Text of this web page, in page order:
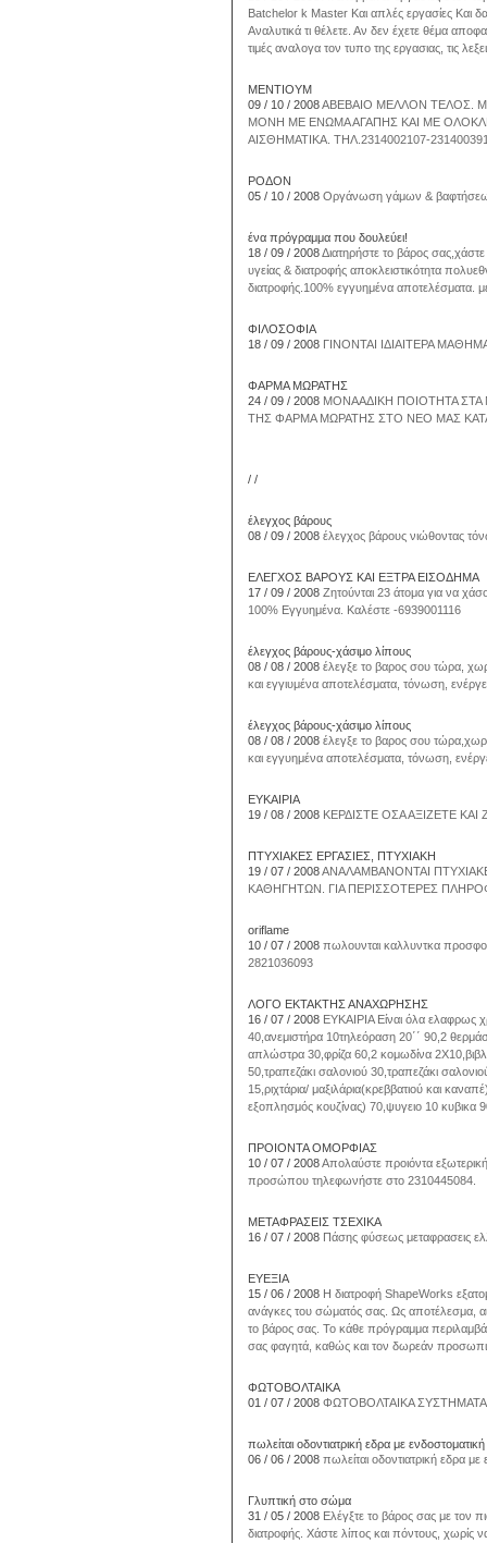
Batchelor k Master Και απλές εργασίες Και
Αναλυτικά τι θέλετε. Αν δεν έχετε θέμα
τιμές αναλογα τον τυπο της εργασιας, τις
ΜΕΝΤΙΟΥΜ
09 / 10 / 2008ΑΒΕΒΑΙΟ ΜΕΛΛΟΝ ΤΕΛΟΣ.
ΜΟΝΗ ΜΕ ΕΝΩΜΑ ΑΓΑΠΗΣ ΚΑΙ ΜΕ
ΑΙΣΘΗΜΑΤΙΚΑ. ΤΗΛ.2314002107-
ΡΟΔΟΝ
05 / 10 / 2008 Οργάνωση γάμων &
ένα πρόγραμμα που δουλεύει!
18 / 09 / 2008Διατηρήστε το βάρος
υγείας & διατροφής αποκλειστικότητα
διατροφής.100% εγγυημένα αποτελέσματα.
ΦΙΛΟΣΟΦΙΑ
18 / 09 / 2008 ΓΙΝΟΝΤΑΙ ΙΔΙΑΙΤΕΡΑ
ΦΑΡΜΑ ΜΩΡΑΤΗΣ
24 / 09 / 2008 ΜΟΝΑΑΔΙΚΗ ΠΟΙΟΤΗΤΑ
ΤΗΣ ΦΑΡΜΑ ΜΩΡΑΤΗΣ ΣΤΟ ΝΕΟ ΜΑΣ
/ /
έλεγχος βάρους
08 / 09 / 2008 έλεγχος βάρους νιώθοντας
ΕΛΕΓΧΟΣ ΒΑΡΟΥΣ ΚΑΙ ΕΞΤΡΑ ΕΙΣΟΔΗΜΑ
17 / 09 / 2008 Ζητούνται 23 άτομα για να
100% Εγγυημένα. Καλέστε -6939001116
έλεγχος βάρους-χάσιμο λίπους
08 / 08 / 2008 έλεγξε το βαρος σου τώρα,
και εγγιυμένα αποτελέσματα, τόνωση,
έλεγχος βάρους-χάσιμο λίπους
08 / 08 / 2008 έλεγξε το βαρος σου
και εγγυημένα αποτελέσματα, τόνωση,
ΕΥΚΑΙΡΙΑ
19 / 08 / 2008 ΚΕΡΔΙΣΤΕ ΟΣΑ ΑΞΙΖΕΤΕ ΚΑΙ
ΠΤΥΧΙΑΚΕΣ ΕΡΓΑΣΙΕΣ, ΠΤΥΧΙΑΚΗ
19 / 07 / 2008ΑΝΑΛΑΜΒΑΝΟΝΤΑΙ
ΚΑΘΗΓΗΤΩΝ. ΓΙΑ ΠΕΡΙΣΣΟΤΕΡΕΣ
oriflame
10 / 07 / 2008 πωλουνται καλλυντκα
2821036093
ΛΟΓΟ ΕΚΤΑΚΤΗΣ ΑΝΑΧΩΡΗΣΗΣ
16 / 07 / 2008 ΕΥΚΑΙΡΙΑ Είναι όλα ελαφρως
40,ανεμιστήρα 10τηλεόραση 20΄΄ 90,2
απλώστρα 30,φρίζα 60,2 κομωδίνα
50,τραπεζάκι σαλονιού 30,τραπεζάκι
15,ριχτάρια/ μαξιλάρια(κρεββατιού και
εξοπλησμός κουζίνας) 70,ψυγειο 10
ΠΡΟΙΟΝΤΑ ΟΜΟΡΦΙΑΣ
10 / 07 / 2008Απολαύστε προιόντα
προσώπου τηλεφωνήστε στο 2310445084.
ΜΕΤΑΦΡΑΣΕΙΣ ΤΣΕΧΙΚΑ
16 / 07 / 2008 Πάσης φύσεως μεταφρασεις
ΕΥΕΞΙΑ
15 / 06 / 2008 Η διατροφή ShapeWorks
ανάγκες του σώματός σας. Ως αποτέλεσμα,
το βάρος σας. Το κάθε πρόγραμμα
σας φαγητά, καθώς και τον δωρεάν
ΦΩΤΟΒΟΛΤΑΙΚΑ
01 / 07 / 2008 ΦΩΤΟΒΟΛΤΑΙΚΑ ΣΥΣΤΗΜΑΤΑ
πωλείται οδοντιατρική εδρα με
06 / 06 / 2008 πωλείται οδοντιατρική εδρα
Γλυπτική στο σώμα
31 / 05 / 2008 Ελέγξτε το βάρος σας με τον
διατροφής. Χάστε λίπος και πόντους,